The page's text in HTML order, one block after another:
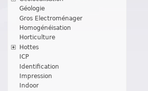
Géologie
Gros Electroménager
Homogénéisation
Horticulture
Hottes
ICP
Identification
Impression
Indoor